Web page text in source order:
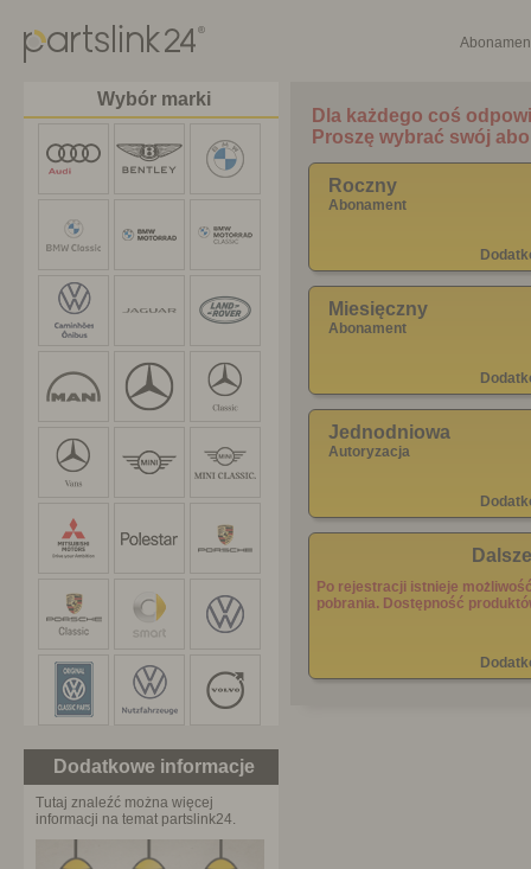
Wybór marki
Dodatkowe informacje
Tutaj znaleźć można więcej
informacji na temat partslink24.
Roczny
Abonament
Miesięczny
Abonament
Jednodniowa
Autoryzacja
Po rejestracji istnieje
pobrania. Dostępność